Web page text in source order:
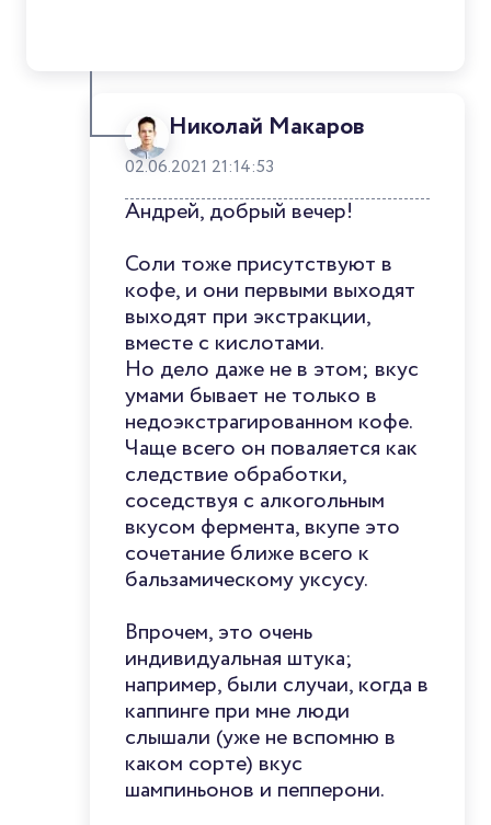
Николай Макаров
02.06.2021 21:14:53
Андрей, добрый вечер!
Соли тоже присутствуют в
кофе, и они первыми выходят
выходят при экстракции,
вместе с кислотами.
Но дело даже не в этом; вкус
умами бывает не только в
недоэкстрагированном кофе.
Чаще всего он поваляется как
следствие обработки,
соседствуя с алкогольным
вкусом фермента, вкупе это
сочетание ближе всего к
бальзамическому уксусу.
Впрочем, это очень
индивидуальная штука;
например, были случаи, когда в
каппинге при мне люди
слышали (уже не вспомню в
каком сорте) вкус
шампиньонов и пепперони.